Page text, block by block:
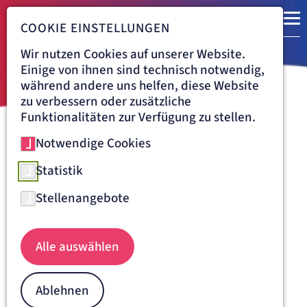
Navigationspfad
KLINIK VINCENTINUM AUGSBURG
KARRIERE
MANAGEMENT UND VERWALTUNGSDIENST
Arbeitszeitmodelle für
Management und
Verwaltungsdienste in der
Klinik Vincentinum
COOKIE EINSTELLUNGEN
Wir nutzen Cookies auf unserer Website.
Einige von ihnen sind technisch notwendig,
während andere uns helfen, diese Website
zu verbessern oder zusätzliche
Funktionalitäten zur Verfügung zu stellen.
Notwendige Cookies
Statistik
Stellenangebote
Alle auswählen
Ablehnen